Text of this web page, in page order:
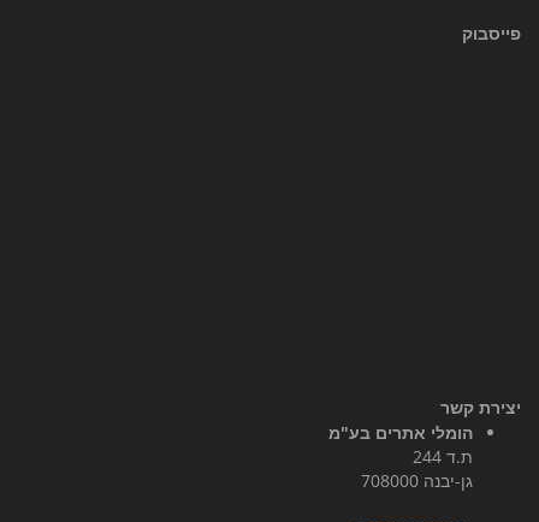
פייסבוק
יצירת קשר
הומלי אתרים בע"מ
ת.ד 244
גן-יבנה 708000